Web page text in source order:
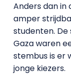
Anders dan in
amper
studenten.
Gaza waren
stembus is er
jonge kiezers.